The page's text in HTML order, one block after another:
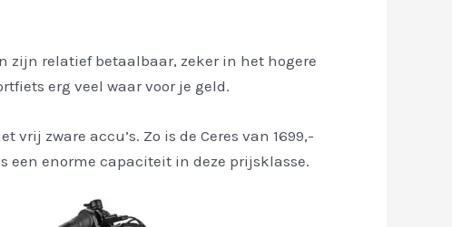
zijn relatief betaalbaar, zeker in het hogere
erg veel waar voor je geld.
zware accu’s. Zo is de Ceres van 1699,-
een enorme capaciteit in deze prijsklasse.